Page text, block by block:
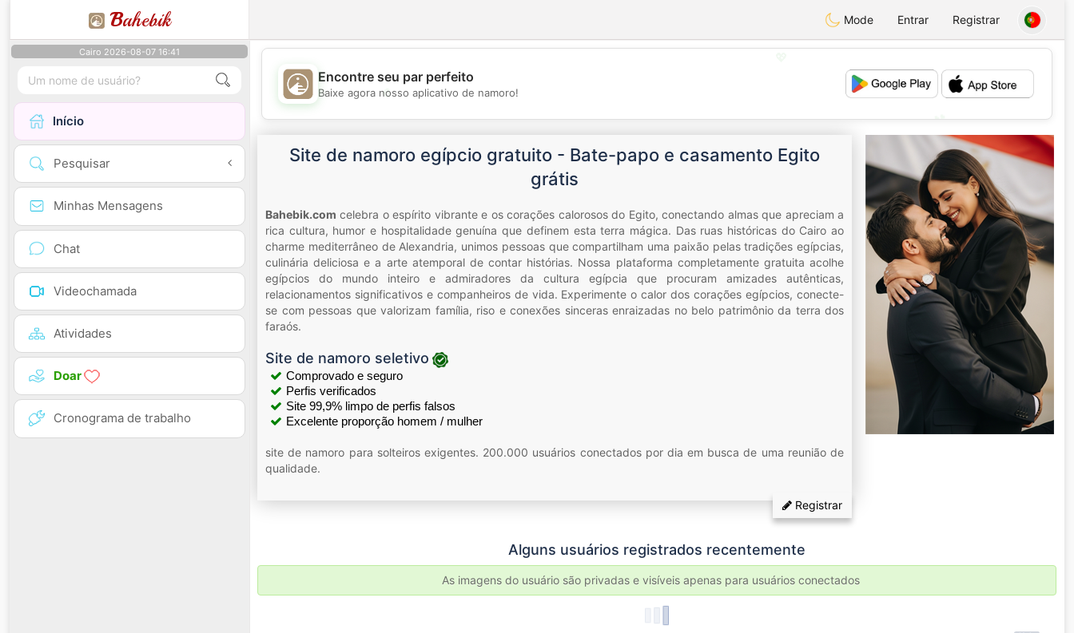
Bahebik Mode Entrar Registrar
Cairo 2026-08-07 16:41
Início
Pesquisar
Minhas Mensagens
Chat
Videochamada
Atividades
Doar
Cronograma de trabalho
💖
💕
Encontre seu par perfeito
Baixe agora nosso aplicativo de namoro!
Site de namoro egípcio gratuito - Bate-papo e casamento Egito
grátis
Bahebik.com celebra o espírito vibrante e os corações calorosos do Egito, conectando almas que apreciam a
rica cultura, humor e hospitalidade genuína que definem esta terra mágica. Das ruas históricas do Cairo ao
charme mediterrâneo de Alexandria, unimos pessoas que compartilham uma paixão pelas tradições egípcias,
culinária deliciosa e a arte atemporal de contar histórias. Nossa plataforma completamente gratuita acolhe
egípcios do mundo inteiro e admiradores da cultura egípcia que procuram amizades autênticas,
relacionamentos significativos e companheiros de vida. Experimente o calor dos corações egípcios, conecte-
se com pessoas que valorizam família, riso e conexões sinceras enraizadas no belo patrimônio da terra dos
faraós.
Site de namoro seletivo
Comprovado e seguro
Perfis verificados
Site 99,9% limpo de perfis falsos
Excelente proporção homem / mulher
site de namoro para solteiros exigentes. 200.000 usuários conectados por dia em busca de uma reunião de
qualidade.
Registrar
Alguns usuários registrados recentemente
As imagens do usuário são privadas e visíveis apenas para usuários conectados